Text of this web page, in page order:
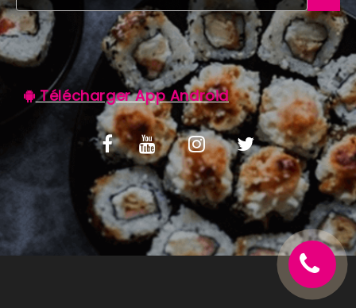
Télécharger App Android